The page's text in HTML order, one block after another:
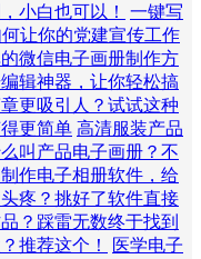
小白也可以！
一键写
让你的党建宣传工作
微信电子画册制作方
辑神器，让你轻松搞
更吸引人？试试这种
更简单 高清服装产品
叫产品电子画册？不
作电子相册软件，给
疼？挑好了软件直接
？踩雷无数终于找到
推荐这个！
医学电子